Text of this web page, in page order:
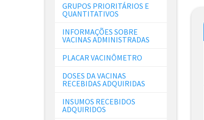
GRUPOS PRIORITÁRIOS E
QUANTITATIVOS
INFORMAÇÕES SOBRE
VACINAS ADMINISTRADAS
PLACAR VACINÔMETRO
DOSES DA VACINAS
RECEBIDAS ADQUIRIDAS
INSUMOS RECEBIDOS
ADQUIRIDOS